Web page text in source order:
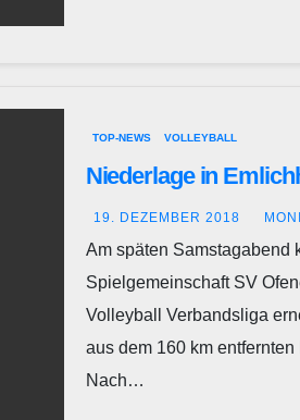
TOP-NEWS VOLLEYBALL
Niederlage in
19. DEZEMBER 2018
Am späten Samstagabend
Spielgemeinschaft SV
Volleyball Verbandsliga
aus dem 160 km
Nach…